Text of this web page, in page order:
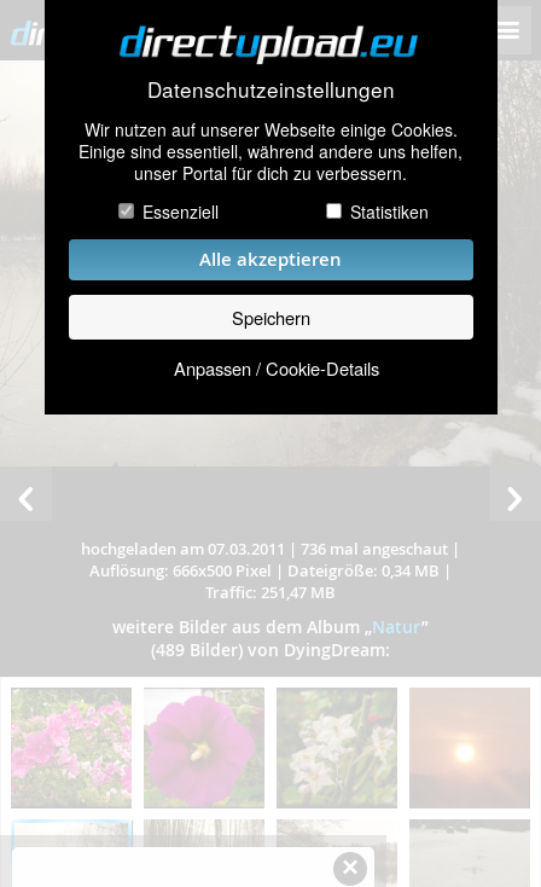
Datenschutzeinstellungen
Wir nutzen auf unserer Webseite einige Cookies.
Einige sind essentiell, während andere uns helfen,
unser Portal für dich zu verbessern.
Essenziell
Statistiken
Alle akzeptieren
Speichern
Anpassen / Cookie-Details
hochgeladen am 07.03.2011 | 736 mal angeschaut |
Auflösung: 666x500 Pixel | Dateigröße: 0,34 MB |
Traffic: 251,47 MB
weitere Bilder aus dem Album „Natur”
(489 Bilder) von DyingDream:
×